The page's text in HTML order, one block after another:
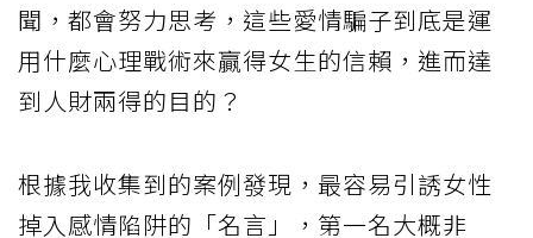
聞，都會努力思考，這些愛情騙子到底是運
用什麼心理戰術來贏得女生的信賴，進而達
到人財兩得的目的？
根據我收集到的案例發現，最容易引誘女性
掉入感情陷阱的「名言」，第一名大概非